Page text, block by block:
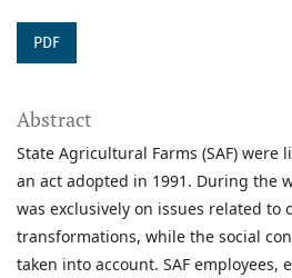
PDF
Abstract
State Agricultural Farms (SAF)
an act adopted in 1991. During the
was exclusively on issues related to
transformations, while the social
taken into account. SAF employees,